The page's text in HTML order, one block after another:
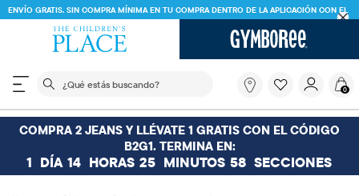
ENVÍO GRATIS. SIN COMPRA MÍNIMA EN TU COMPRA DENTRO DE LA APLICACIÓN CON EL
CÓDIGO
El siguiente campo de búsqueda filtra las
buscando?
0
COMPRA 2 JEANS Y LLÉVATE 1 GRATIS CON EL CÓDIGO
B2G1. TERMINA EN:
1 DÍA 14 HORAS 25 MINUTOS 58 SECCIONES